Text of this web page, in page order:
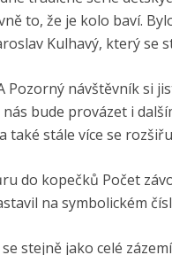
to, že je kolo baví.
Kulhavý, který se
Pozorný návštěvník si
bude provázet i
také stále více se
do kopečků Počet
na symbolickém
stejně jako celé